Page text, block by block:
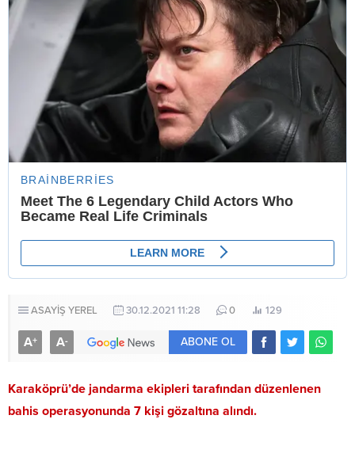
ASAYİŞ YEREL 30.12.2021 11:28 0 129
A+ A- ABONE OL
Karaköprü’de jandarma ekipleri tarafından düzenlenen
bahis operasyonunda 7 kişi gözaltına alındı.